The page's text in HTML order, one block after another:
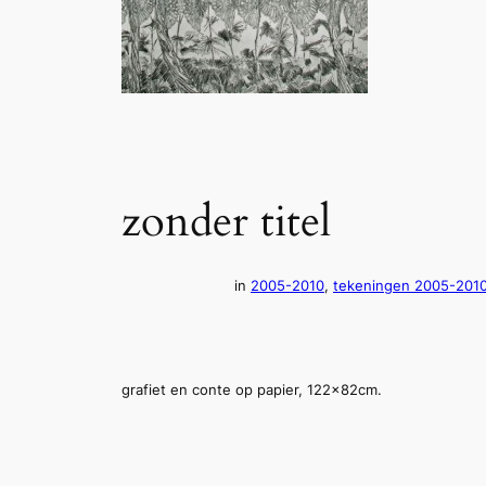
zonder titel
in 2005-2010, tekeningen 2005-
grafiet en conte op papier, 122x82cm.